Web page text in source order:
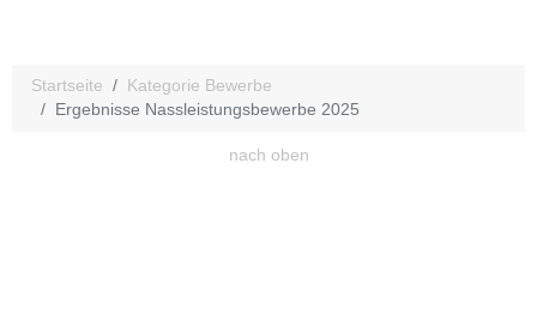
Startseite
Kategorie Bewerbe
Ergebnisse Nassleistungsbewerbe 2025
nach oben